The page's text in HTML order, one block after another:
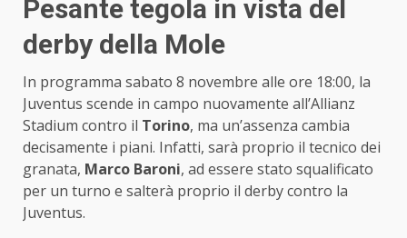
Pesante tegola in vista del
derby della Mole
In programma sabato 8 novembre alle ore 18:00, la
Juventus scende in campo nuovamente all’Allianz
Stadium contro il Torino, ma un’assenza cambia
decisamente i piani. Infatti, sarà proprio il tecnico dei
granata, Marco Baroni, ad essere stato squalificato
per un turno e salterà proprio il derby contro la
Juventus.